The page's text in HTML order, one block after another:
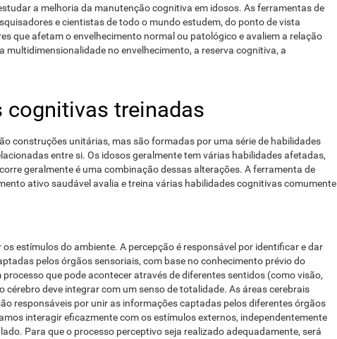
a melhoria da manutenção cognitiva em idosos. As ferramentas de
e cientistas de todo o mundo estudem, do ponto de vista
que afetam o envelhecimento normal ou patológico e avaliem a relação
multidimensionalidade no envelhecimento, a reserva cognitiva, a
cognitivas treinadas
construções unitárias, mas são formadas por uma série de habilidades
entre si. Os idosos geralmente tem várias habilidades afetadas,
geralmente é uma combinação dessas alterações. A ferramenta de
ativo saudável avalia e treina várias habilidades cognitivas comumente
estímulos do ambiente. A percepção é responsável por identificar e dar
pelos órgãos sensoriais, com base no conhecimento prévio do
processo que pode acontecer através de diferentes sentidos (como visão,
cérebro deve integrar com um senso de totalidade. As áreas cerebrais
responsáveis ​​por unir as informações captadas pelos diferentes órgãos
interagir eficazmente com os estímulos externos, independentemente
Para que o processo perceptivo seja realizado adequadamente, será